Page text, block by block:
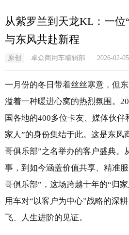
内
从紫罗兰到天龙KL：一位
与东风共赴新程
原创 卓众商用车编辑部 2026-02-
一月份的冬日带着丝丝寒意，但
溢着一种暖进心窝的热烈氛围。
国各地的400多位卡友、媒体伙伴
家人”的身份集结于此。这是东风
哥俱乐部”之名举办的客户盛典。
事，到如今涵盖价值共享、精准
哥俱乐部”，这场跨越十年的“归
用车对“以客户为中心”战略的深
飞、人生进阶的见证。